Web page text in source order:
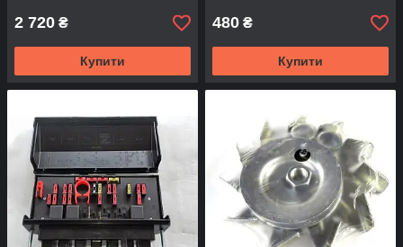
2 720 ₴
Купити
480 ₴
Купити